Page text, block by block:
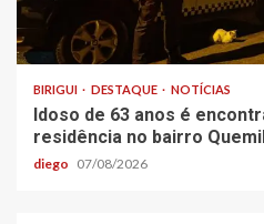
BIRIGUI DESTAQUE NOTÍCIAS
Idoso de 63 anos é
residência no bairro
diego 07/08/2026